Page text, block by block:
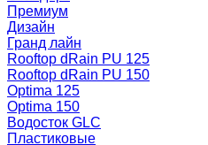
Премиум
Дизайн
Гранд лайн
Rooftop dRain PU 125
Rooftop dRain PU 150
Optima 125
Optima 150
Водосток GLC
Пластиковые